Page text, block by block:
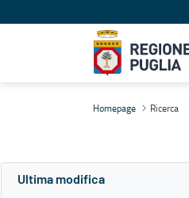
Homepage Ricerca
Ultima modifica